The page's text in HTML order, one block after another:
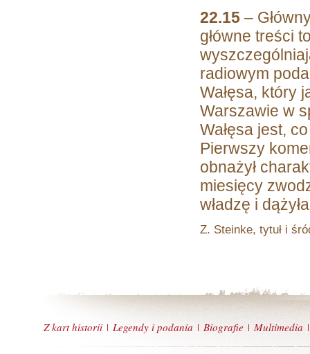
22.15 –
główne treści
radiowym
Wałęsa, który
Warszawie w
Wałęsa jest,
Pierwszy
obnażył
miesięcy
władzę i
Z. Steinke, tytuł i
Z kart historii | Legendy i podania | Biografie | Multimedia |